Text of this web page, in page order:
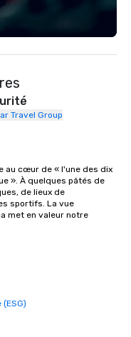
Travel Group
au cœur de « l'une des dix
». À quelques pâtés de
de lieux de
sportifs. La vue
met en valeur notre